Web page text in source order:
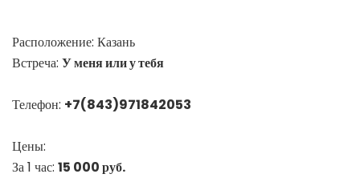
Расположение: Казань
Встреча: У меня или у тебя
Телефон: +7(843)971842053
Цены:
За 1 час: 15 000 руб.